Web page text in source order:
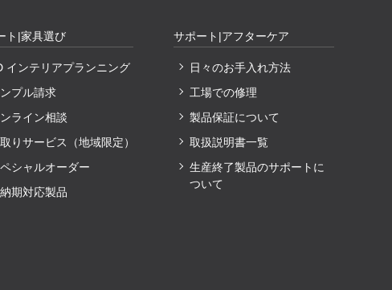
ト|家具選び
インテリアプランニング
プル請求
ライン相談
りサービス（地域限定）
シャルオーダー
期対応製品
サポート|アフターケア
日々のお手入れ方法
工場での修理
製品保証について
取扱説明書一覧
生産終了製品のサポートに
ついて